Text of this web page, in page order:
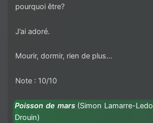
pourquoi être?
J’ai adoré.
Mourir, dormir, rien de plus…
Note : 10/10
Poisson de mars (Simon Lamarre-
Drouin)